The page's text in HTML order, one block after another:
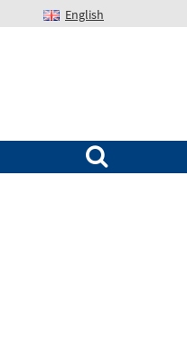
English
Suchen nach: